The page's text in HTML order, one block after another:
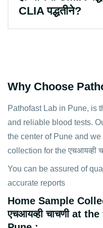
CLIA पद्धतीने?
Why Choose
Pathofast Lab in Pune, is
and reliable blood tests.
the center of Pune and
collection for the एचआयव्ही
You can be assured of
accurate reports
Home Sample
एचआयव्ही चाचणी at